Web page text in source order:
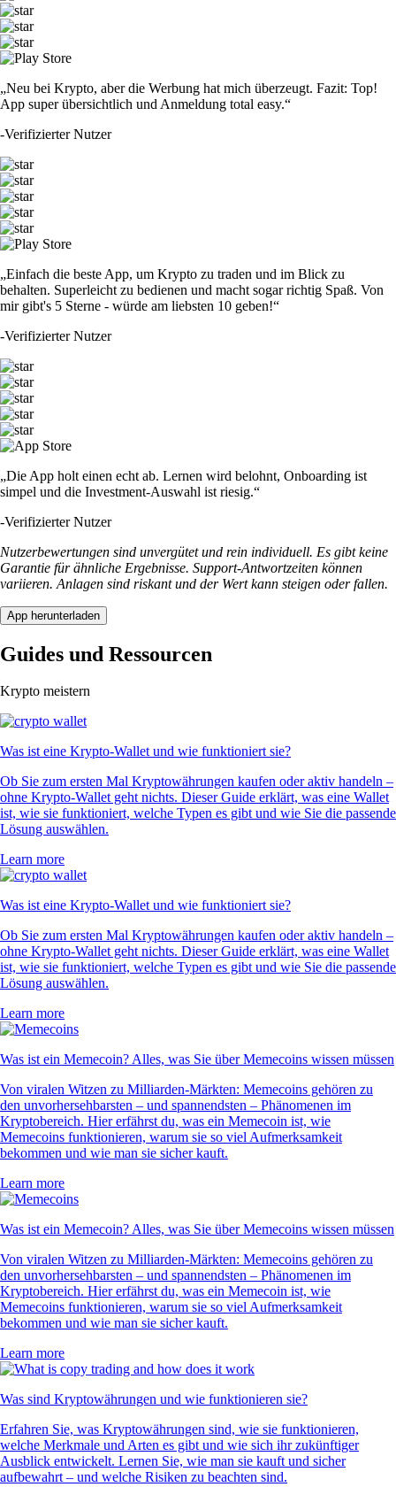
„Neu bei Krypto, aber die Werbung hat mich überzeugt. Fazit: Top!
App super übersichtlich und Anmeldung total easy.“
-Verifizierter Nutzer
„Einfach die beste App, um Krypto zu traden und im Blick zu
behalten. Superleicht zu bedienen und macht sogar richtig Spaß. Von
mir gibt's 5 Sterne - würde am liebsten 10 geben!“
-Verifizierter Nutzer
„Die App holt einen echt ab. Lernen wird belohnt, Onboarding ist
simpel und die Investment-Auswahl ist riesig.“
-Verifizierter Nutzer
Nutzerbewertungen sind unvergütet und rein individuell. Es gibt keine
Garantie für ähnliche Ergebnisse. Support-Antwortzeiten können
variieren. Anlagen sind riskant und der Wert kann steigen oder fallen.
App herunterladen
Guides und Ressourcen
Krypto meistern
Was ist eine Krypto-Wallet und wie funktioniert sie?
Ob Sie zum ersten Mal Kryptowährungen kaufen oder aktiv handeln –
ohne Krypto-Wallet geht nichts. Dieser Guide erklärt, was eine Wallet
ist, wie sie funktioniert, welche Typen es gibt und wie Sie die passende
Lösung auswählen.
Learn more
Was ist eine Krypto-Wallet und wie funktioniert sie?
Ob Sie zum ersten Mal Kryptowährungen kaufen oder aktiv handeln –
ohne Krypto-Wallet geht nichts. Dieser Guide erklärt, was eine Wallet
ist, wie sie funktioniert, welche Typen es gibt und wie Sie die passende
Lösung auswählen.
Learn more
Was ist ein Memecoin? Alles, was Sie über Memecoins wissen müssen
Von viralen Witzen zu Milliarden-Märkten: Memecoins gehören zu
den unvorhersehbarsten – und spannendsten – Phänomenen im
Kryptobereich. Hier erfährst du, was ein Memecoin ist, wie
Memecoins funktionieren, warum sie so viel Aufmerksamkeit
bekommen und wie man sie sicher kauft.
Learn more
Was ist ein Memecoin? Alles, was Sie über Memecoins wissen müssen
Von viralen Witzen zu Milliarden-Märkten: Memecoins gehören zu
den unvorhersehbarsten – und spannendsten – Phänomenen im
Kryptobereich. Hier erfährst du, was ein Memecoin ist, wie
Memecoins funktionieren, warum sie so viel Aufmerksamkeit
bekommen und wie man sie sicher kauft.
Learn more
Was sind Kryptowährungen und wie funktionieren sie?
Erfahren Sie, was Kryptowährungen sind, wie sie funktionieren,
welche Merkmale und Arten es gibt und wie sich ihr zukünftiger
Ausblick entwickelt. Lernen Sie, wie man sie kauft und sicher
aufbewahrt – und welche Risiken zu beachten sind.